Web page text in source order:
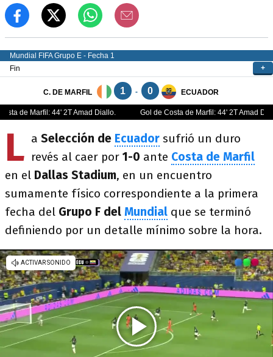
L a Selección de Ecuador sufrió un duro
revés al caer por 1-0 ante Costa de Marfil
en el Dallas Stadium, en un encuentro
sumamente físico correspondiente a la primera
fecha del Grupo F del Mundial que se terminó
definiendo por un detalle mínimo sobre la hora.